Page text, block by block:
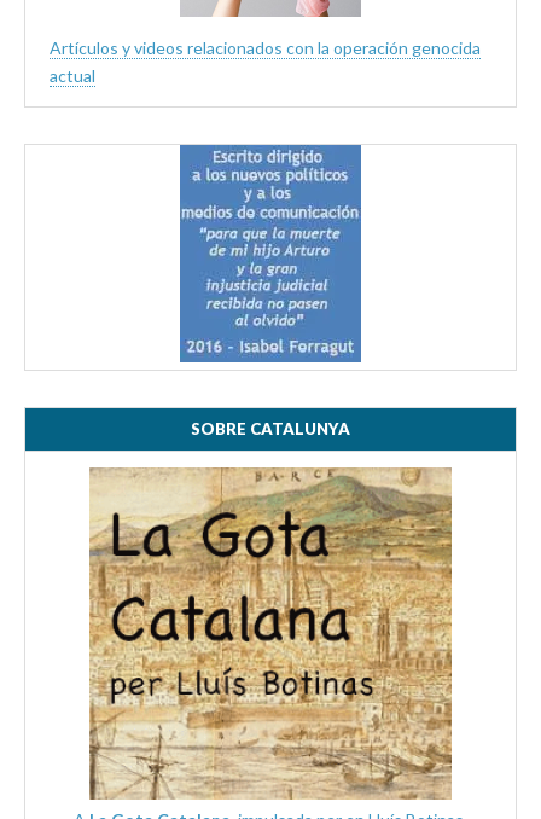
Artículos y videos relacionados con la operación genocida
actual
SOBRE CATALUNYA